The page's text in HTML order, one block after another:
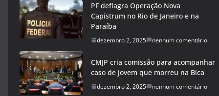
PF deflagra Operação Nova
Capistrum no Rio de Janeiro e na
Paraíba
dezembro 2, 2025 nenhum comentário
CMJP cria comissão para acompanhar
caso de jovem que morreu na Bica
dezembro 2, 2025 nenhum comentário